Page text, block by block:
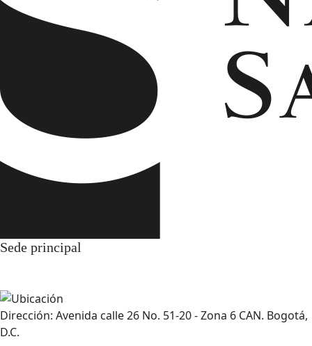
Sede principal
Dirección: Avenida calle 26 No. 51-20 - Zona 6 CAN. Bogotá,
D.C.